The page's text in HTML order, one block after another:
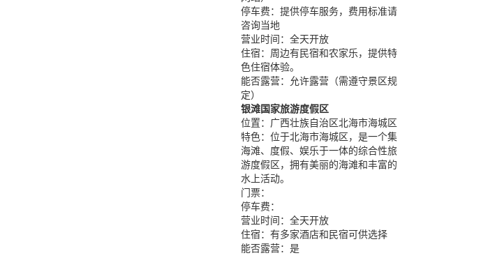
停车费： 提供停车服务，费用标准请
咨询当地
营业时间： 全天开放
住宿： 周边有民宿和农家乐，提供特
色住宿体验。
能否露营： 允许露营（需遵守景区规
定）
银滩国家旅游度假区
位置： 广西壮族自治区北海市海城区
特色： 位于北海市海城区，是一个集
海滩、度假、娱乐于一体的综合性旅
游度假区，拥有美丽的海滩和丰富的
水上活动。
门票：
停车费：
营业时间： 全天开放
住宿： 有多家酒店和民宿可供选择
能否露营： 是